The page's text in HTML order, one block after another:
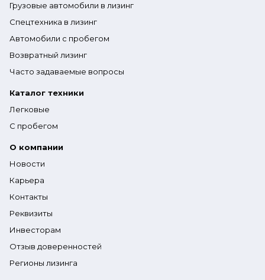
Грузовые автомобили в лизинг
Спецтехника в лизинг
Автомобили с пробегом
Возвратный лизинг
Часто задаваемые вопросы
Каталог техники
Легковые
С пробегом
О компании
Новости
Карьера
Контакты
Реквизиты
Инвесторам
Отзыв доверенностей
Регионы лизинга